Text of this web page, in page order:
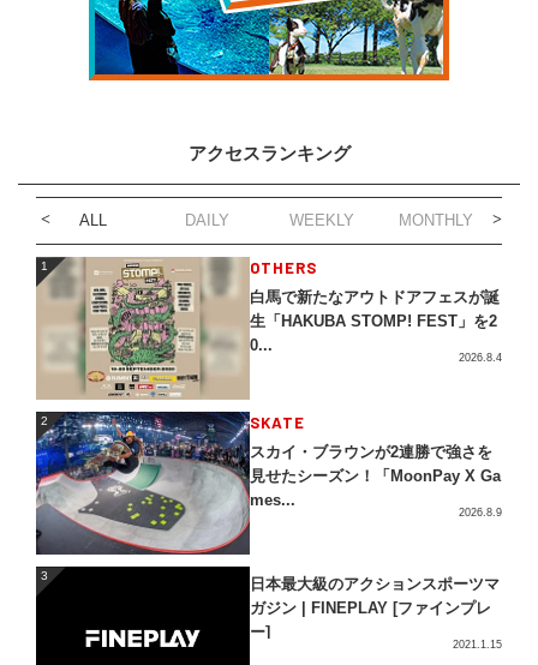
アクセスランキング
ALL DAILY WEEKLY MONTHLY
1 OTHERS
白馬で新たなアウトドアフェスが誕
生「HAKUBA STOMP! FEST」を2
0...
2026.8.4
2 SKATE
スカイ・ブラウンが2連勝で強さを
見せたシーズン！「MoonPay X Ga
mes...
2026.8.9
3
日本最大級のアクションスポーツマ
ガジン | FINEPLAY [ファインプレ
ー]
2021.1.15